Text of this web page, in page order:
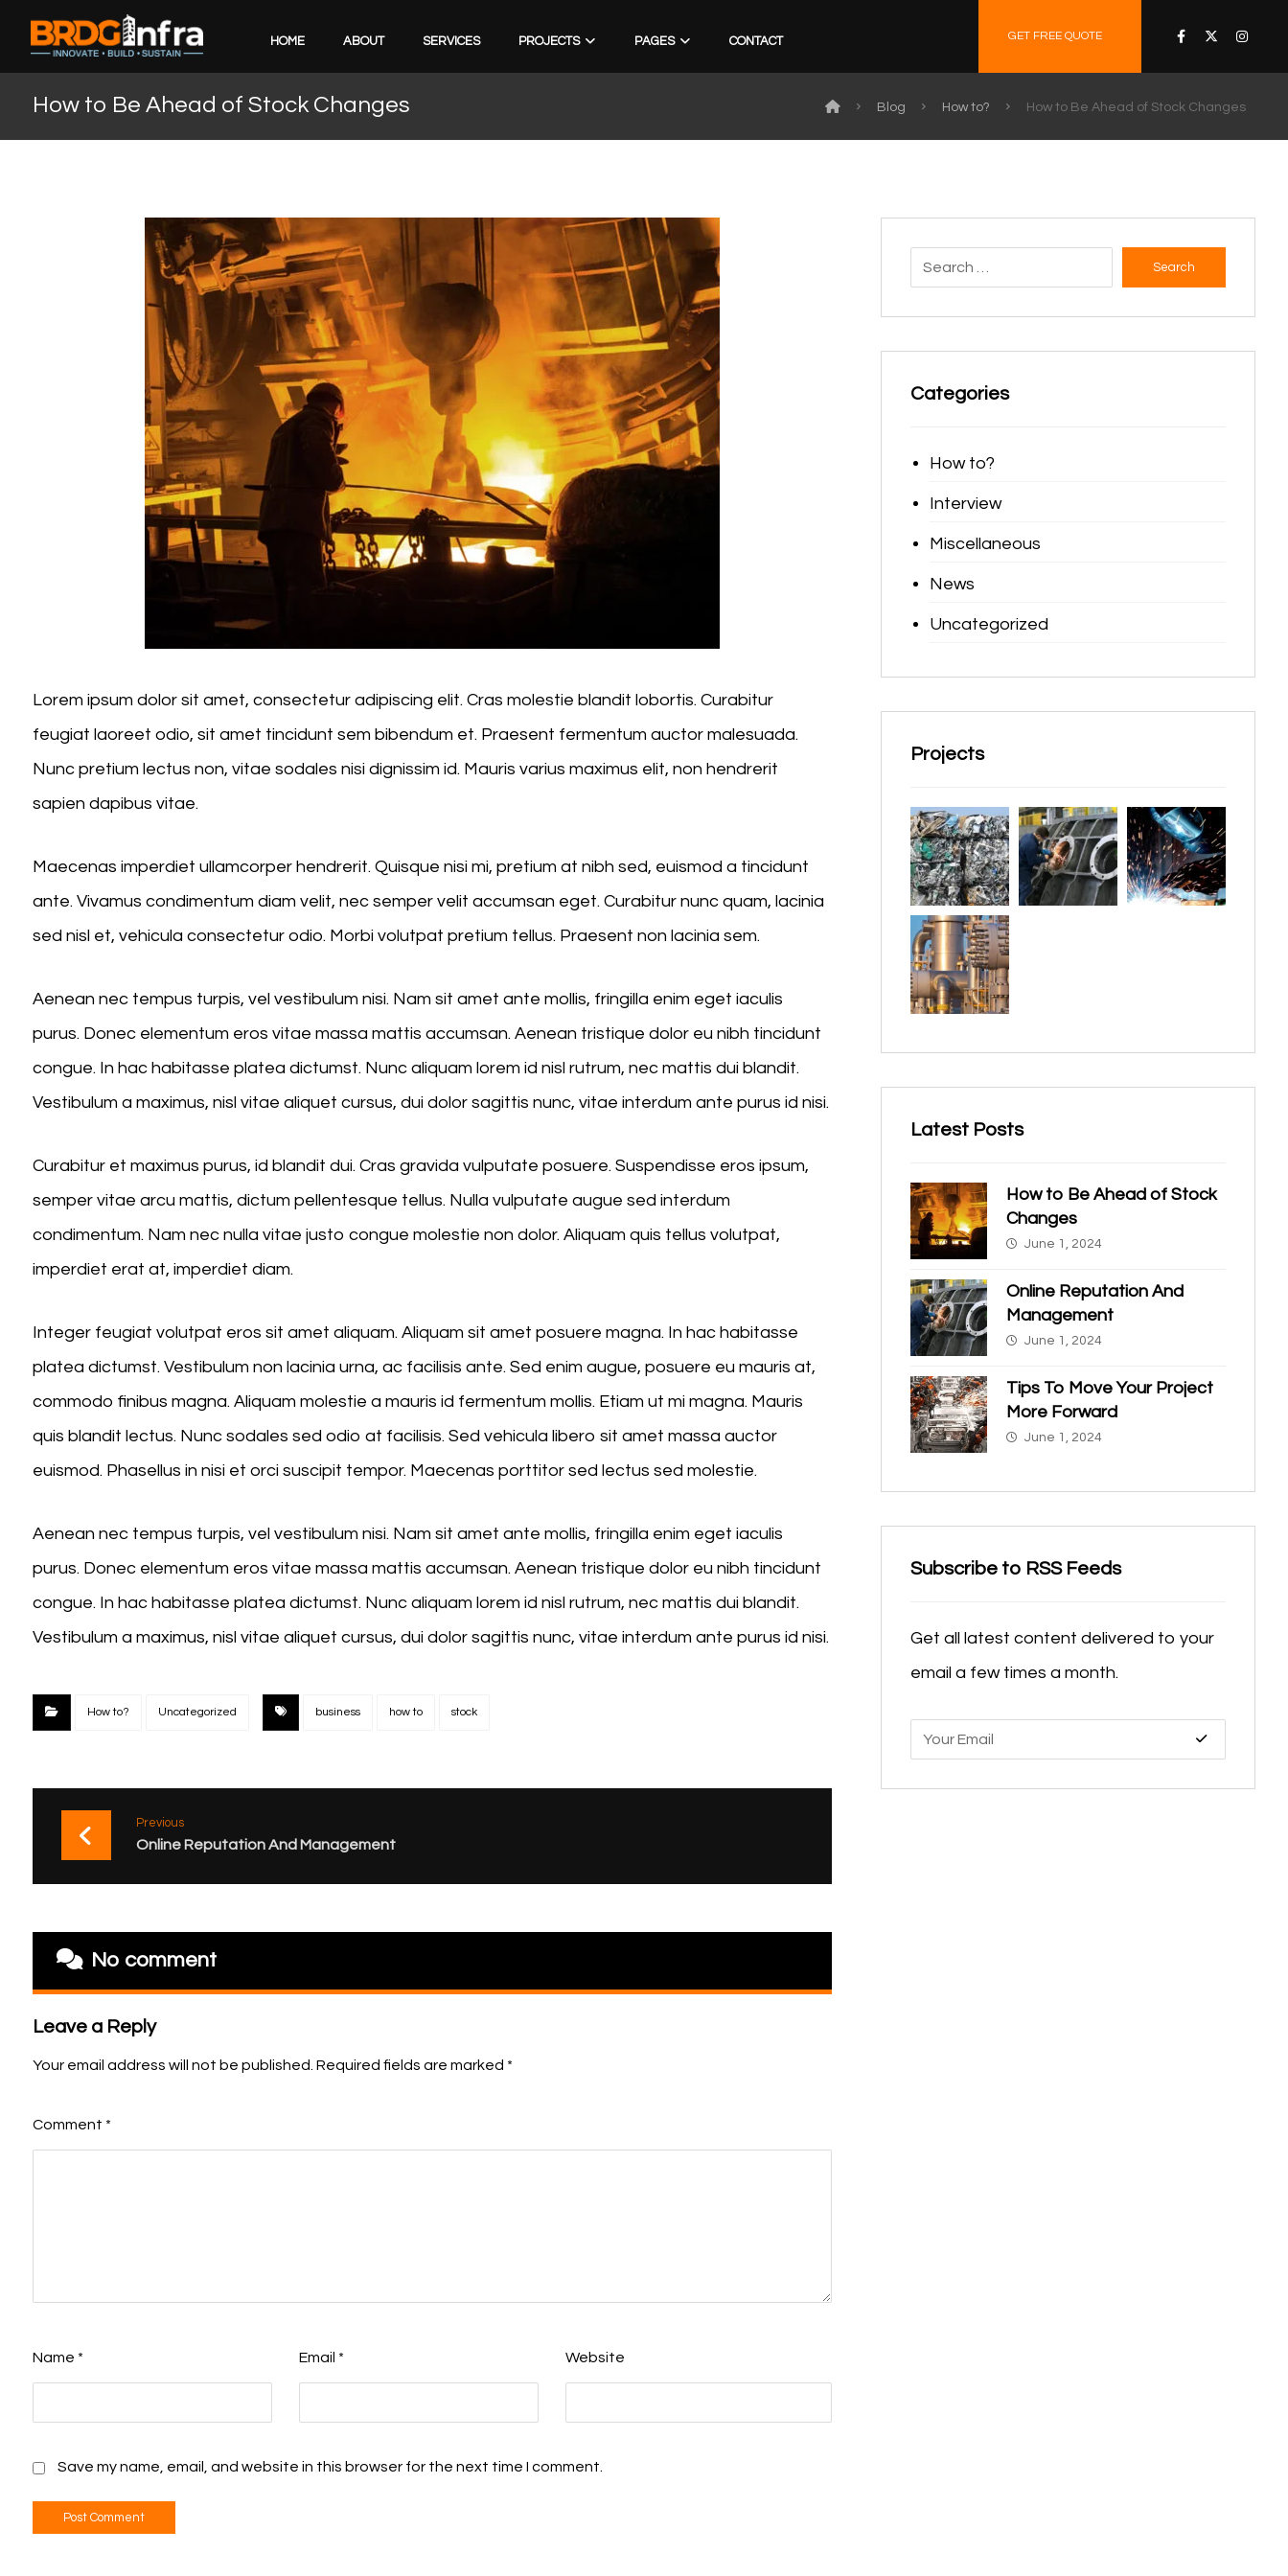
HOME ABOUT SERVICES PROJECTS PAGES CONTACT GET FREE QUOTE
How to Be Ahead of Stock Changes Blog How to? How to Be Ahead of Stock Changes
Lorem ipsum dolor sit amet, consectetur adipiscing elit. Cras molestie blandit lobortis. Curabitur
feugiat laoreet odio, sit amet tincidunt sem bibendum et. Praesent fermentum auctor malesuada.
Nunc pretium lectus non, vitae sodales nisi dignissim id. Mauris varius maximus elit, non hendrerit
sapien dapibus vitae.
Maecenas imperdiet ullamcorper hendrerit. Quisque nisi mi, pretium at nibh sed, euismod a tincidunt
ante. Vivamus condimentum diam velit, nec semper velit accumsan eget. Curabitur nunc quam, lacinia
sed nisl et, vehicula consectetur odio. Morbi volutpat pretium tellus. Praesent non lacinia sem.
Aenean nec tempus turpis, vel vestibulum nisi. Nam sit amet ante mollis, fringilla enim eget iaculis
purus. Donec elementum eros vitae massa mattis accumsan. Aenean tristique dolor eu nibh tincidunt
congue. In hac habitasse platea dictumst. Nunc aliquam lorem id nisl rutrum, nec mattis dui blandit.
Vestibulum a maximus, nisl vitae aliquet cursus, dui dolor sagittis nunc, vitae interdum ante purus id nisi.
Curabitur et maximus purus, id blandit dui. Cras gravida vulputate posuere. Suspendisse eros ipsum,
semper vitae arcu mattis, dictum pellentesque tellus. Nulla vulputate augue sed interdum
condimentum. Nam nec nulla vitae justo congue molestie non dolor. Aliquam quis tellus volutpat,
imperdiet erat at, imperdiet diam.
Integer feugiat volutpat eros sit amet aliquam. Aliquam sit amet posuere magna. In hac habitasse
platea dictumst. Vestibulum non lacinia urna, ac facilisis ante. Sed enim augue, posuere eu mauris at,
commodo finibus magna. Aliquam molestie a mauris id fermentum mollis. Etiam ut mi magna. Mauris
quis blandit lectus. Nunc sodales sed odio at facilisis. Sed vehicula libero sit amet massa auctor
euismod. Phasellus in nisi et orci suscipit tempor. Maecenas porttitor sed lectus sed molestie.
Aenean nec tempus turpis, vel vestibulum nisi. Nam sit amet ante mollis, fringilla enim eget iaculis
purus. Donec elementum eros vitae massa mattis accumsan. Aenean tristique dolor eu nibh tincidunt
congue. In hac habitasse platea dictumst. Nunc aliquam lorem id nisl rutrum, nec mattis dui blandit.
Vestibulum a maximus, nisl vitae aliquet cursus, dui dolor sagittis nunc, vitae interdum ante purus id nisi.
How to? Uncategorized business how to stock
Previous
Online Reputation And Management
No comment
Leave a Reply
Your email address will not be published. Required fields are marked *
Comment *
Name * Email * Website
Save my name, email, and website in this browser for the next time I comment.
Post Comment
Search
Categories
How to?
Interview
Miscellaneous
News
Uncategorized
Projects
Latest Posts
How to Be Ahead of Stock
Changes
June 1, 2024
Online Reputation And
Management
June 1, 2024
Tips To Move Your Project
More Forward
June 1, 2024
Subscribe to RSS Feeds
Get all latest content delivered to your
email a few times a month.